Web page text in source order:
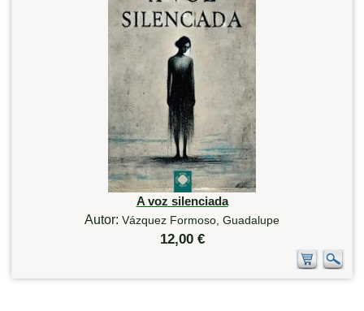
A voz silenciada
Autor: Vázquez Formoso, Guadalupe
12,00 €